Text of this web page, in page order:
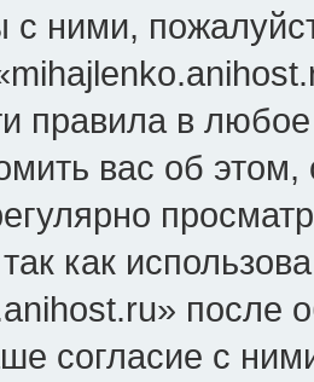
с ними,
правила в
вас об
как
после
согласие с